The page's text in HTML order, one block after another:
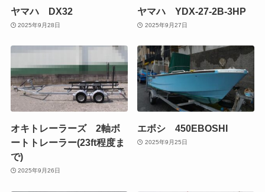
ヤマハ DX32
2025年9月28日
ヤマハ YDX-27-2B-3HP
2025年9月27日
オキトレーラーズ 2軸ボ
ートトレーラー(23ft程度ま
で)
2025年9月26日
エボシ 450EBOSHI
2025年9月25日